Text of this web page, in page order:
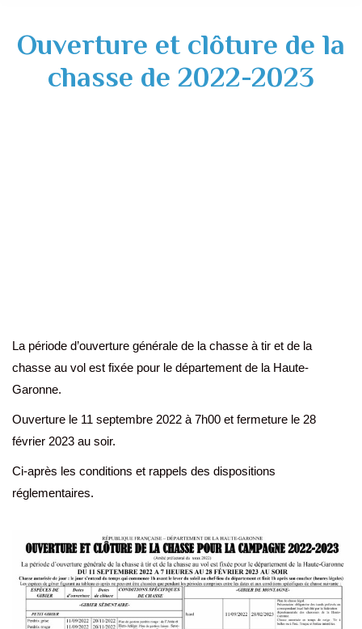
Ouverture et clôture de la
chasse de 2022-2023
La période d’ouverture générale de la chasse à tir et de la
chasse au vol est fixée pour le département de la Haute-
Garonne.
Ouverture le 11 septembre 2022 à 7h00 et fermeture le 28
février 2023 au soir.
Ci-après les conditions et rappels des dispositions
réglementaires.